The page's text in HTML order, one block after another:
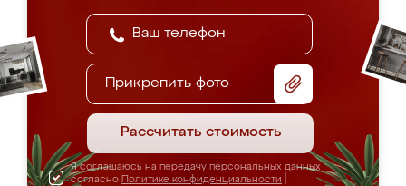
Прикрепить фото
Рассчитать стоимость
Я соглашаюсь на передачу персональных данных
согласно Политике конфиденциальности